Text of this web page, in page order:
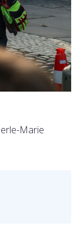
Marie